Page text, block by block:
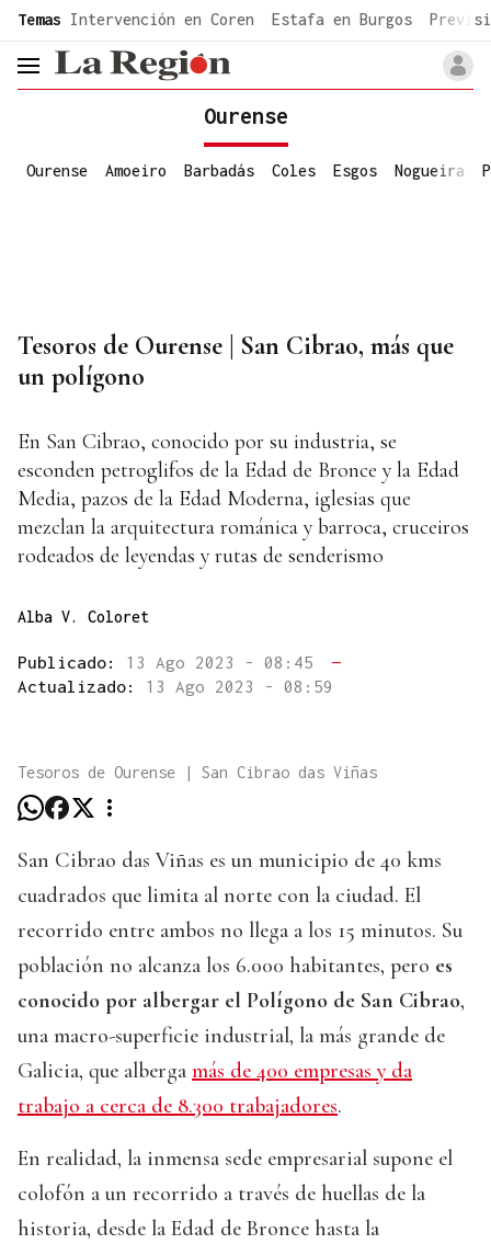
common.go-to-content
Temas Intervención en Coren Estafa en Burgos
header.menu.open
Ourense
Ourense Amoeiro Barbadás Coles Esgos Nogueira
Tesoros de Ourense | San Cibrao, más que
un polígono
En San Cibrao, conocido por su industria, se
esconden petroglifos de la Edad de Bronce y la Edad
Media, pazos de la Edad Moderna, iglesias que
mezclan la arquitectura románica y barroca, cruceiros
rodeados de leyendas y rutas de senderismo
Alba V. Coloret
Publicado: 13 Ago 2023 - 08:45
—
Actualizado: 13 Ago 2023 - 08:59
Tesoros de Ourense | San Cibrao das Viñas
San Cibrao das Viñas es un municipio de 40 kms
cuadrados que limita al norte con la ciudad. El
recorrido entre ambos no llega a los 15 minutos. Su
población no alcanza los 6.000 habitantes, pero es
conocido por albergar el Polígono de San Cibrao,
una macro-superficie industrial, la más grande de
Galicia, que alberga más de 400 empresas y da
trabajo a cerca de 8.300 trabajadores.
En realidad, la inmensa sede empresarial supone el
colofón a un recorrido a través de huellas de la
historia, desde la Edad de Bronce hasta la